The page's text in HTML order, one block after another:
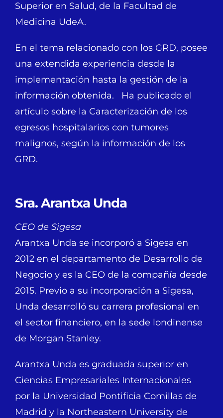
Superior en Salud, de la Facultad de
Medicina UdeA.
En el tema relacionado con los GRD, posee
una extendida experiencia desde la
implementación hasta la gestión de la
información obtenida. Ha publicado el
artículo sobre la Caracterización de los
egresos hospitalarios con tumores
malignos, según la información de los
GRD.
Sra. Arantxa Unda
CEO de Sigesa
Arantxa Unda se incorporó a Sigesa en
2012 en el departamento de Desarrollo de
Negocio y es la CEO de la compañía desde
2015. Previo a su incorporación a Sigesa,
Unda desarrolló su carrera profesional en
el sector financiero, en la sede londinense
de Morgan Stanley.
Arantxa Unda es graduada superior en
Ciencias Empresariales Internacionales
por la Universidad Pontificia Comillas de
Madrid y la Northeastern University de